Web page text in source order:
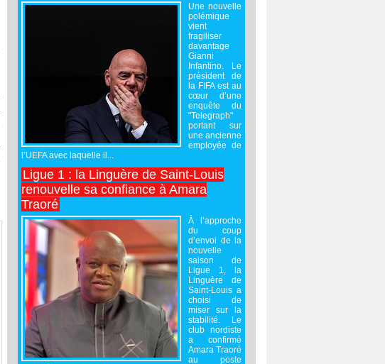
Une nouvelle
polémique
vient
fragiliser
davantage
Gianni
Infantino. Le
président de
la FIFA est au
cœur d’une
enquête du
"Telegraph"
portant sur
une ancienne
employée de
l’UEFA avec laquelle il...
Ligue 1 : la Linguère de Saint-Louis
renouvelle sa confiance à Amara
Traoré
À l’approche
du coup
d’envoi de la
nouvelle
saison de
Ligue 1, la
Linguère de
Saint-Louis a
choisi de
miser sur la
stabilité. Le
club nordiste
a confirmé
Amara Traoré
au poste